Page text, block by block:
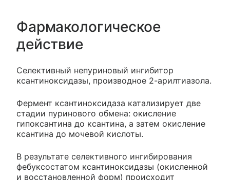
Фармакологическое
действие
Селективный непуриновый ингибитор
ксантиноксидазы, производное 2-арилтиазола.
Фермент ксантиноксидаза катализирует две
стадии пуринового обмена: окисление
гипоксантина до ксантина, а затем окисление
ксантина до мочевой кислоты.
В результате селективного ингибирования
фебуксостатом ксантиноксидазы (окисленной
и восстановленной форм) происходит